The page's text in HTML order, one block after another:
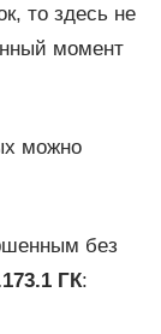
то здесь не
момент
можно
без
ГК: